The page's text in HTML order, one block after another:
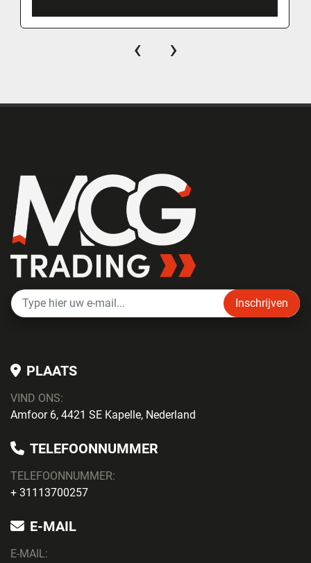
‹ ›
Inschrijven
PLAATS
VIND ONS:
Amfoor 6, 4421 SE Kapelle, Nederland
TELEFOONNUMMER
TELEFOONNUMMER:
+ 31113700257
E-MAIL
E-MAIL: